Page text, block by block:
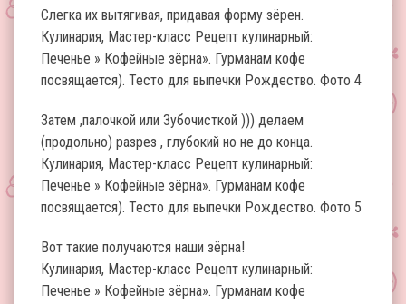
Слегка их вытягивая, придавая форму зёрен.
Кулинария, Мастер-класс Рецепт кулинарный:
Печенье » Кофейные зёрна». Гурманам кофе
посвящается). Тесто для выпечки Рождество. Фото 4
Затем ,палочкой или Зубочисткой ))) делаем
(продольно) разрез , глубокий но не до конца.
Кулинария, Мастер-класс Рецепт кулинарный:
Печенье » Кофейные зёрна». Гурманам кофе
посвящается). Тесто для выпечки Рождество. Фото 5
Вот такие получаются наши зёрна!
Кулинария, Мастер-класс Рецепт кулинарный:
Печенье » Кофейные зёрна». Гурманам кофе